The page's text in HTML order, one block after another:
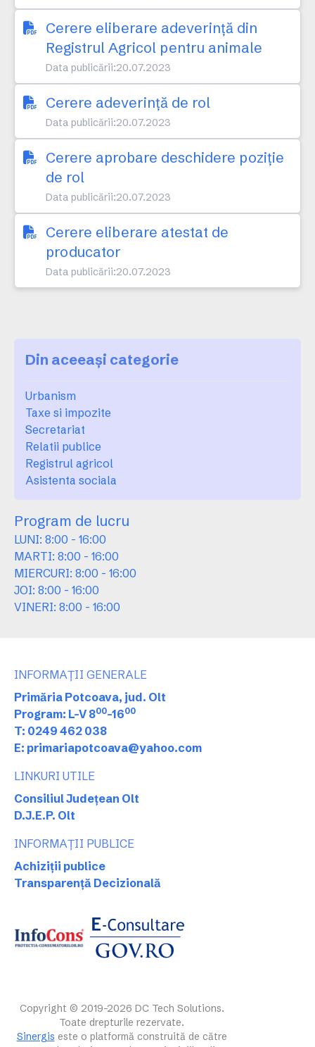
Cerere eliberare adeverință din
Registrul Agricol pentru animale
Data publicării:20.07.2023
Cerere adeverință de rol
Data publicării:20.07.2023
Cerere aprobare deschidere poziție
de rol
Data publicării:20.07.2023
Cerere eliberare atestat de
producator
Data publicării:20.07.2023
Din aceeași categorie
Urbanism
Taxe si impozite
Secretariat
Relatii publice
Registrul agricol
Asistenta sociala
Program de lucru
LUNI: 8:00 - 16:00
MARTI: 8:00 - 16:00
MIERCURI: 8:00 - 16:00
JOI: 8:00 - 16:00
VINERI: 8:00 - 16:00
INFORMAȚII GENERALE
Primăria Potcoava, jud. Olt
Program: L-V 800-1600
T: 0249 462 038
E: primariapotcoava@yahoo.com
LINKURI UTILE
Consiliul Județean Olt
D.J.E.P. Olt
INFORMAȚII PUBLICE
Achiziții publice
Transparență Decizională
Copyright © 2019-2026 DC Tech Solutions.
Toate drepturile rezervate.
Sinergis este o platformă construită de către